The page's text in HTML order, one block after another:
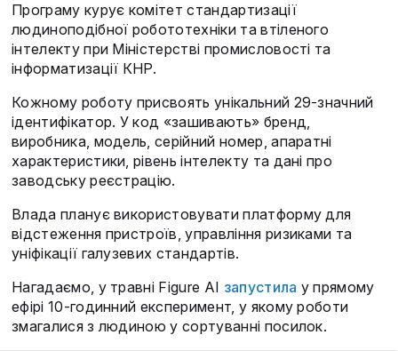
Програму курує комітет стандартизації
людиноподібної робототехніки та втіленого
інтелекту при Міністерстві промисловості та
інформатизації КНР.
Кожному роботу присвоять унікальний 29-значний
ідентифікатор. У код «зашивають» бренд,
виробника, модель, серійний номер, апаратні
характеристики, рівень інтелекту та дані про
заводську реєстрацію.
Влада планує використовувати платформу для
відстеження пристроїв, управління ризиками та
уніфікації галузевих стандартів.
Нагадаємо, у травні Figure AI запустила у прямому
ефірі 10-годинний експеримент, у якому роботи
змагалися з людиною у сортуванні посилок.